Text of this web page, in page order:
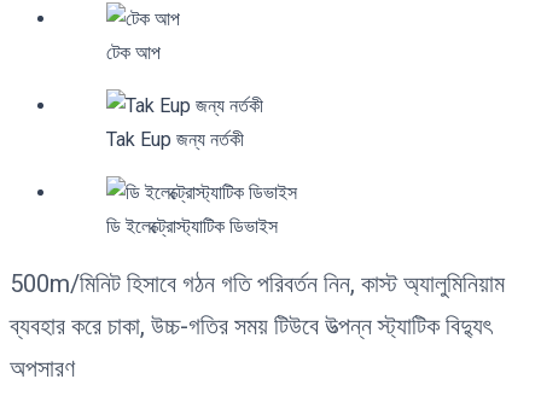
টেক আপ
Tak Eup জন্য নর্তকী
ডি ইলেক্ট্রোস্ট্যাটিক ডিভাইস
500m/মিনিট হিসাবে গঠন গতি পরিবর্তন নিন, কাস্ট অ্যালুমিনিয়াম
ব্যবহার করে চাকা, উচ্চ-গতির সময় টিউবে উত্পন্ন স্ট্যাটিক বিদ্যুৎ
অপসারণ